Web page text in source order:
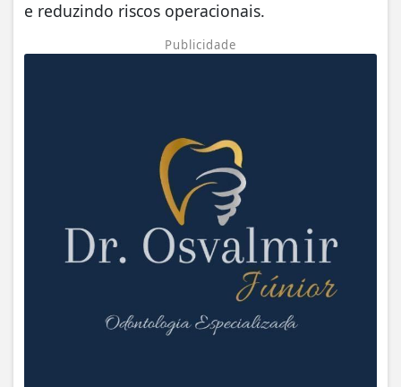
e reduzindo riscos operacionais.
Publicidade